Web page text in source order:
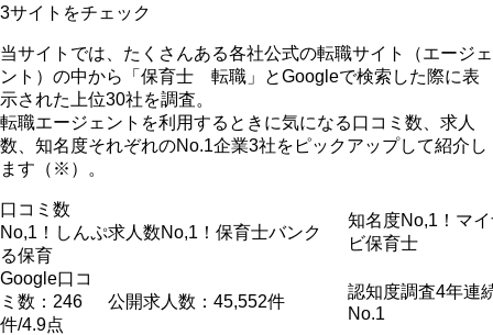
3サイト をチェック
当サイトでは、たくさんある各社公式の転職サイト（エージェ
ント）の中から「保育士 転職」とGoogleで検索した際に表
示された上位30社を調査。
転職エージェントを利用するときに気になる口コミ数、求人
数、知名度それぞれのNo.1企業3社をピックアップして紹介 し
ます（※）。
口コミ数
No,1！ しんぷ
る保育
求人数No,1！ 保育士バンク
知名度No,1！ マ
ビ保育士
Google口コ
ミ数：246
件/4.9点
公開求人数：45,552件
認知度調査4年連
No.1